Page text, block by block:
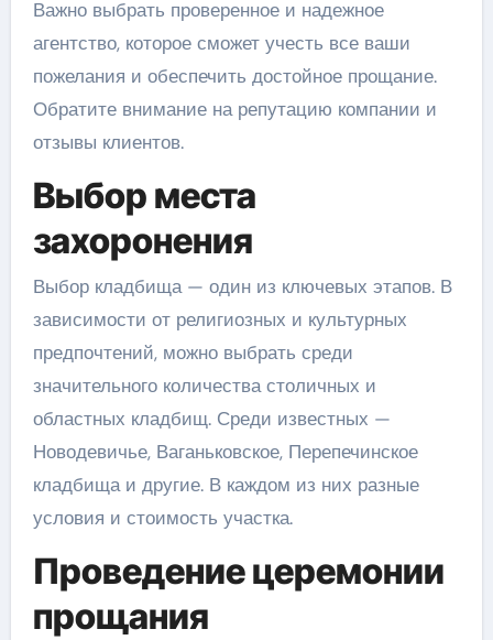
Важно выбрать проверенное и надежное
агентство, которое сможет учесть все ваши
пожелания и обеспечить достойное прощание.
Обратите внимание на репутацию компании и
отзывы клиентов.
Выбор места
захоронения
Выбор кладбища — один из ключевых этапов. В
зависимости от религиозных и культурных
предпочтений, можно выбрать среди
значительного количества столичных и
областных кладбищ. Среди известных —
Новодевичье, Ваганьковское, Перепечинское
кладбища и другие. В каждом из них разные
условия и стоимость участка.
Проведение церемонии
прощания